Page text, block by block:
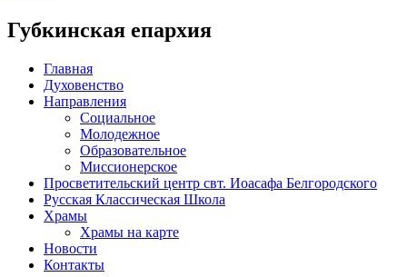
Губкинская епархия
Главная
Духовенство
Направления
Социальное
Молодежное
Образовательное
Миссионерское
Просветительский центр свт. Иоасафа Белгородского
Русская Классическая Школа
Храмы
Храмы на карте
Новости
Контакты